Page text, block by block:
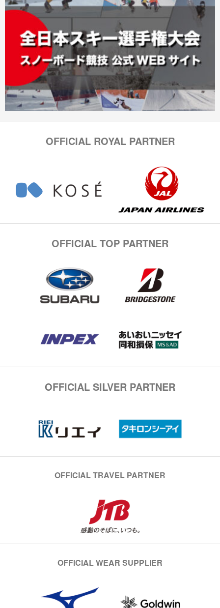
OFFICIAL ROYAL PARTNER
OFFICIAL TOP PARTNER
OFFICIAL SILVER PARTNER
OFFICIAL TRAVEL PARTNER
OFFICIAL WEAR SUPPLIER